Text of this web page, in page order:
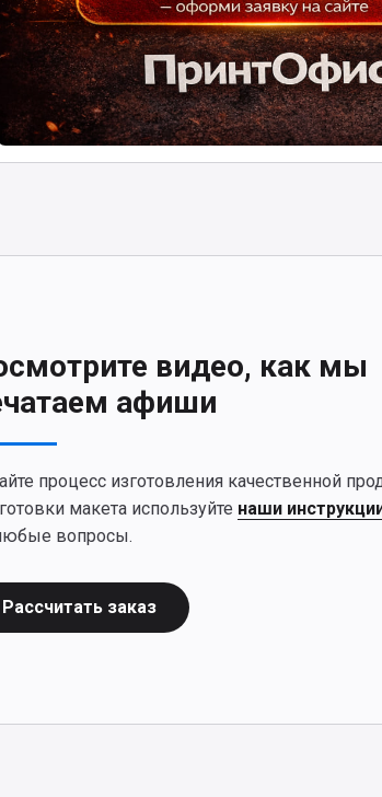
видео, как мы
афиши
процесс изготовления качественной
макета используйте наши
вопросы.
Рассчитать заказ